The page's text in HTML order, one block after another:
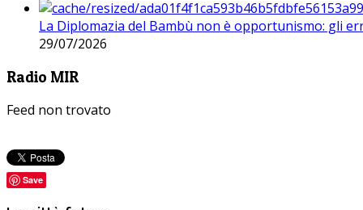
La Diplomazia del Bambù non è opportunismo: gli
29/07/2026
Radio MIR
Feed non trovato
Save